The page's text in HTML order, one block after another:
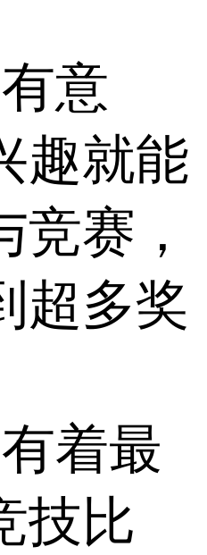
意
趣就能
竞赛，
超多奖
着最
技比